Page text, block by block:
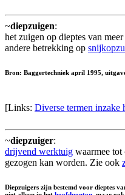
~diepzuigen:
het zuigen op dieptes van
andere betrekking op
Bron: Baggertechniek april 1995,
[Links: Diverse termen inzake
~diepzuiger:
drijvend werktuig waarmee tot
gezogen kan worden. Zie ook
Diepzuigers zijn bestemd voor dieptes